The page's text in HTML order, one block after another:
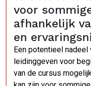
voor
afhankelijk
en
Een potentieel nadeel
leidinggeven voor
van de cursus